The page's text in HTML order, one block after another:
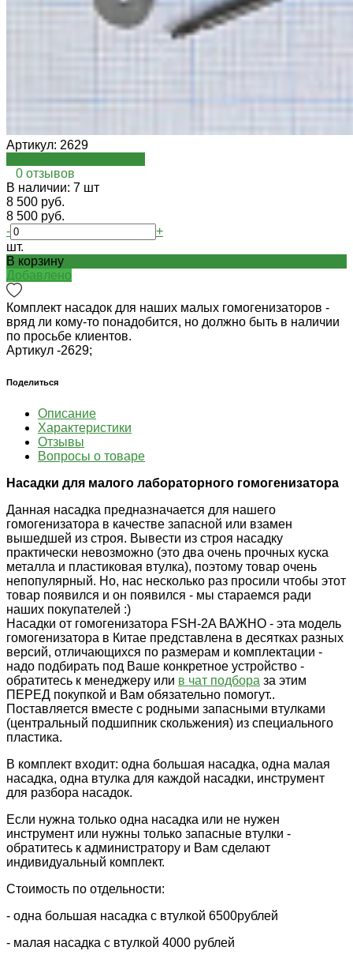
Артикул: 2629
0 отзывов
В наличии: 7 шт
8 500 руб.
8 500 руб.
-
+
шт.
В корзину
Добавлено
Комплект насадок для наших малых гомогенизаторов -
вряд ли кому-то понадобится, но должно быть в наличии
по просьбе клиентов.
Артикул -2629;
Поделиться
Описание
Характеристики
Отзывы
Вопросы о товаре
Насадки для малого лабораторного гомогенизатора
Данная насадка предназначается для нашего
гомогенизатора в качестве запасной или взамен
вышедшей из строя. Вывести из строя насадку
практически невозможно (это два очень прочных куска
металла и пластиковая втулка), поэтому товар очень
непопулярный. Но, нас несколько раз просили чтобы этот
товар появился и он появился - мы стараемся ради
наших покупателей :)
Насадки от гомогенизатора FSH-2A ВАЖНО - эта модель
гомогенизатора в Китае представлена в десятках разных
версий, отличающихся по размерам и комплектации -
надо подбирать под Ваше конкретное устройство -
обратитесь к менеджеру или в чат подбора за этим
ПЕРЕД покупкой и Вам обязательно помогут..
Поставляется вместе с родными запасными втулками
(центральный подшипник скольжения) из специального
пластика.
В комплект входит: одна большая насадка, одна малая
насадка, одна втулка для каждой насадки, инструмент
для разбора насадок.
Если нужна только одна насадка или не нужен
инструмент или нужны только запасные втулки -
обратитесь к администратору и Вам сделают
индивидуальный комплект.
Стоимость по отдельности:
- одна большая насадка с втулкой 6500рублей
- малая насадка с втулкой 4000 рублей